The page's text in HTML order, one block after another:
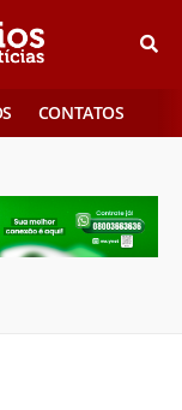
CONTATOS